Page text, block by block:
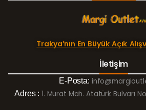
Trakya’nın En Büyük Açık
İletişim
E-Posta:
Adres : 1. Murat Mah. Atatürk Bulvarı